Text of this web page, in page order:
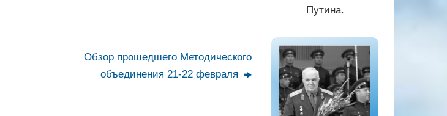
Обзор прошедшего Методического
объединения 21-22 февраля
Путина.